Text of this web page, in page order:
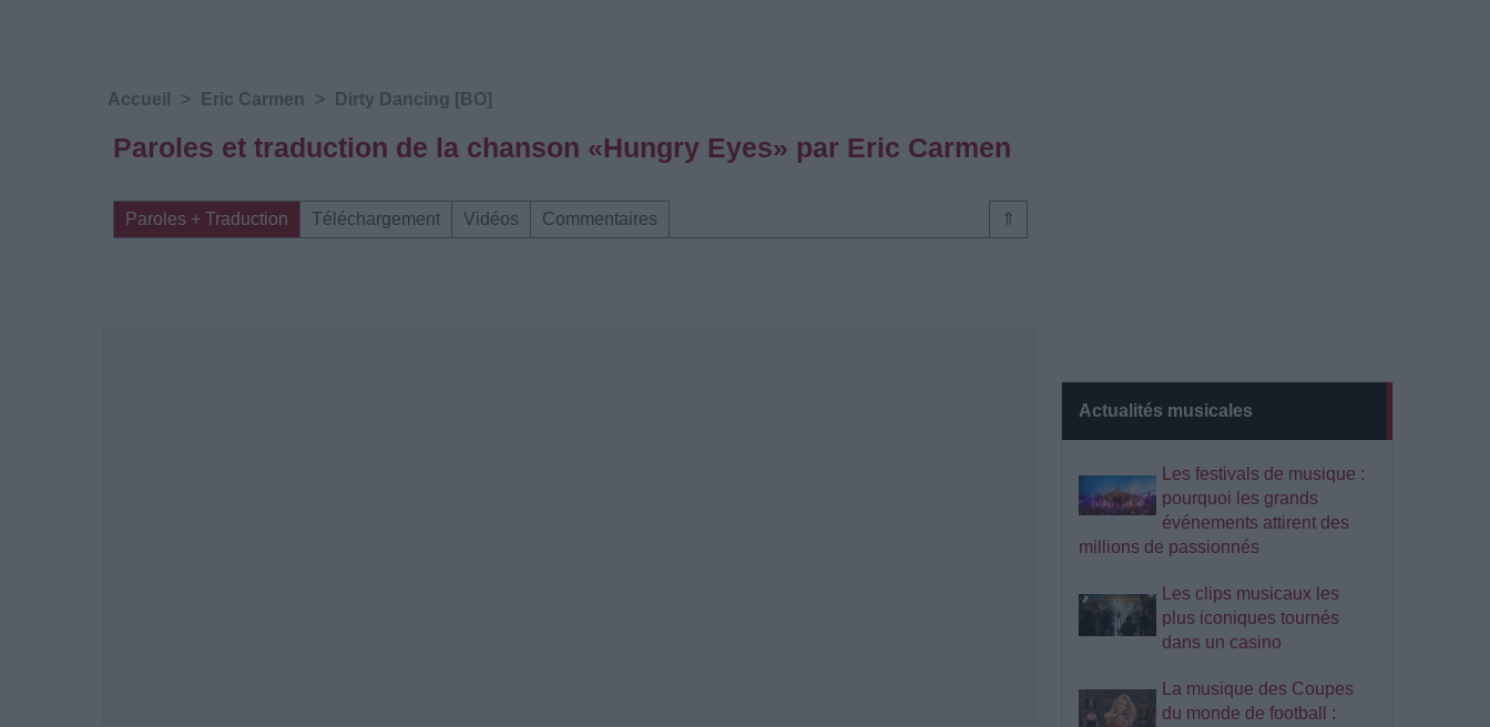
Actualités musicales
Les festivals de musique :
pourquoi les grands
événements attirent des
millions de passionnés
Les clips musicaux les
plus iconiques tournés
dans un casino
La musique des Coupes
du monde de football :
Accueil > Eric Carmen > Dirty Dancing [BO]
Paroles et traduction de la chanson «Hungry Eyes» par Eric Carmen
⇑
Paroles + Traduction Téléchargement Vidéos Commentaires